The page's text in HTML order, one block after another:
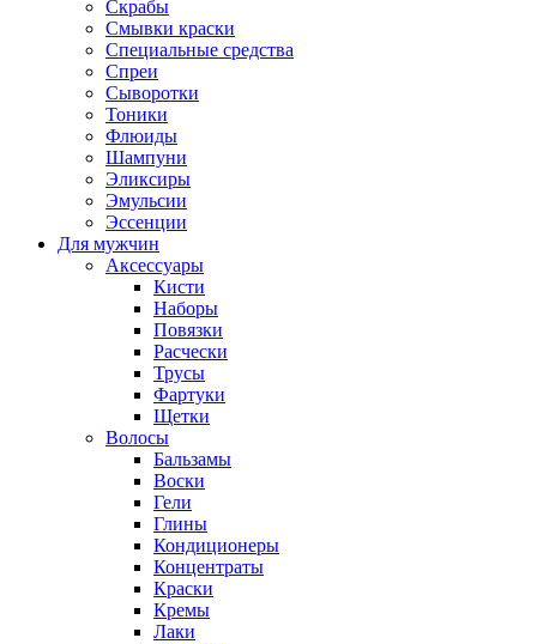
Скрабы
Смывки краски
Специальные средства
Спреи
Сыворотки
Тоники
Флюиды
Шампуни
Эликсиры
Эмульсии
Эссенции
Для мужчин
Аксессуары
Кисти
Наборы
Повязки
Расчески
Трусы
Фартуки
Щетки
Волосы
Бальзамы
Воски
Гели
Глины
Кондиционеры
Концентраты
Краски
Кремы
Лаки